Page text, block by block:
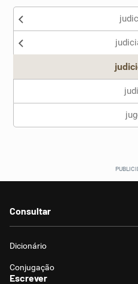
Nenhum dos sinônimos
Consultar
Dicionário
Conjugação
Escrever